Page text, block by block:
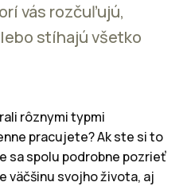
vás rozčuľujú,
stíhajú všetko
rôznymi typmi
pracujete? Ak ste si to
sa spolu podrobne pozrieť
väčšinu svojho života, aj